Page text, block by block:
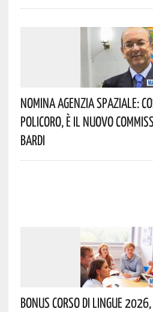
Nomina Agenzia Spaziale:
Policoro, È Il Nuovo
Bardi
Bonus Corso Di Lingue